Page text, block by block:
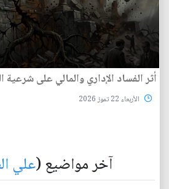
أثر الفساد الإداري والمالي على
الأربعاء 22 تموز 2026
آخر مواضيع (علي